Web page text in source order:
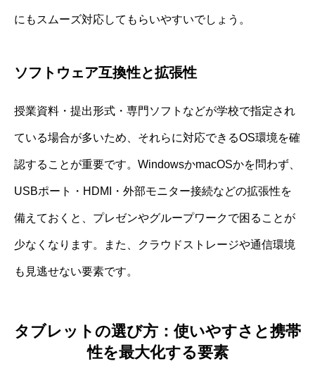
にもスムーズ対応してもらいやすいでしょう。
ソフトウェア互換性と拡張性
授業資料・提出形式・専門ソフトなどが学校で指定され
ている場合が多いため、それらに対応できるOS環境を確
認することが重要です。WindowsかmacOSかを問わず、
USBポート・HDMI・外部モニター接続などの拡張性を
備えておくと、プレゼンやグループワークで困ることが
少なくなります。また、クラウドストレージや通信環境
も見逃せない要素です。
タブレットの選び方：使いやすさと携帯
性を最大化する要素